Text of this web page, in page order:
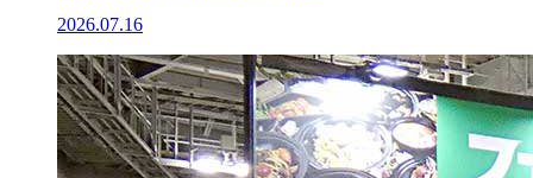
2026.07.16